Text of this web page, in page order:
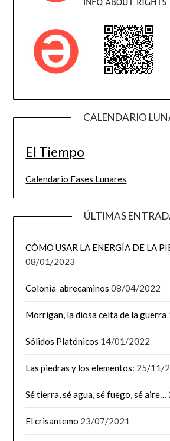
CALENDARIO
El Tiempo
Calendario Fases Lunares
ÚLTIMAS
CÓMO USAR LA ENERGÍA DE LA
08/01/2023
Colonia abrecaminos 08/04/2022
Morrigan, la diosa celta de la guerra
Sólidos Platónicos 14/01/2022
Las piedras y los elementos: 25/11/
Sé tierra, sé agua, sé fuego, sé aire…
El crisantemo 23/07/2021